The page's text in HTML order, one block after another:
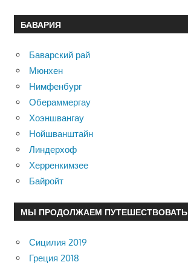
БАВАРИЯ
Баварский рай
Мюнхен
Нимфенбург
Обераммергау
Хоэншвангау
Нойшванштайн
Линдерхоф
Херренкимзее
Байройт
МЫ ПРОДОЛЖАЕМ ПУТЕШЕСТВОВАТЬ
Сицилия 2019
Греция 2018